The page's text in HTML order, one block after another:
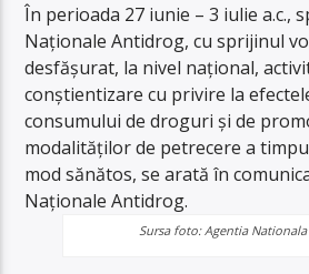
În perioada 27 iunie – 3 iulie a.c.,
Naţionale Antidrog, cu sprijinul
desfăşurat, la nivel naţional,
conştientizare cu privire la
consumului de droguri şi de
modalităţilor de petrecere a
mod sănătos, se arată în
Naționale Antidrog.
Sursa foto: Agentia